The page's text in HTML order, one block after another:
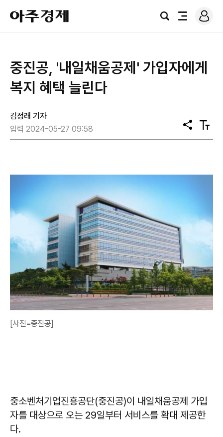
아
주
경
검
전
로
그
중진공, '내일채움공제' 가입자에게
복지 혜택 늘린다
김정래 기자
입력 2024-05-27 09:58
공
유
텍
스
[사진=중진공]
중소벤처기업진흥공단(중진공)이 내일채움공제 가입
자를 대상으로 오는 29일부터 서비스를 확대 제공한
다.